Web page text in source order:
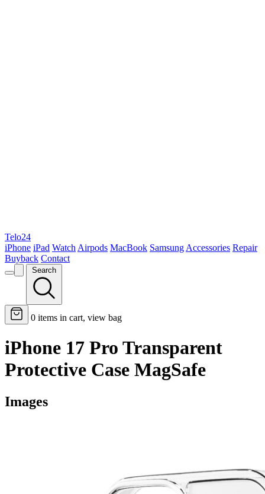
Telo24
iPhone iPad Watch Airpods MacBook Samsung Accessories Repair
Buyback Contact
Search
0 items in cart, view bag
iPhone 17 Pro Transparent
Protective Case MagSafe
Images